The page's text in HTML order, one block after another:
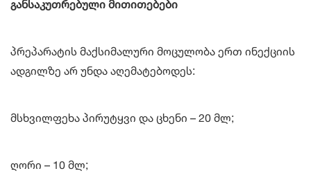
განსაკუთრებული მითითებები
პრეპარატის მაქსიმალური მოცულობა ერთ ინექციის
ადგილზე არ უნდა აღემატებოდეს:
მსხვილფეხა პირუტყვი და ცხენი – 20 მლ;
ღორი – 10 მლ;